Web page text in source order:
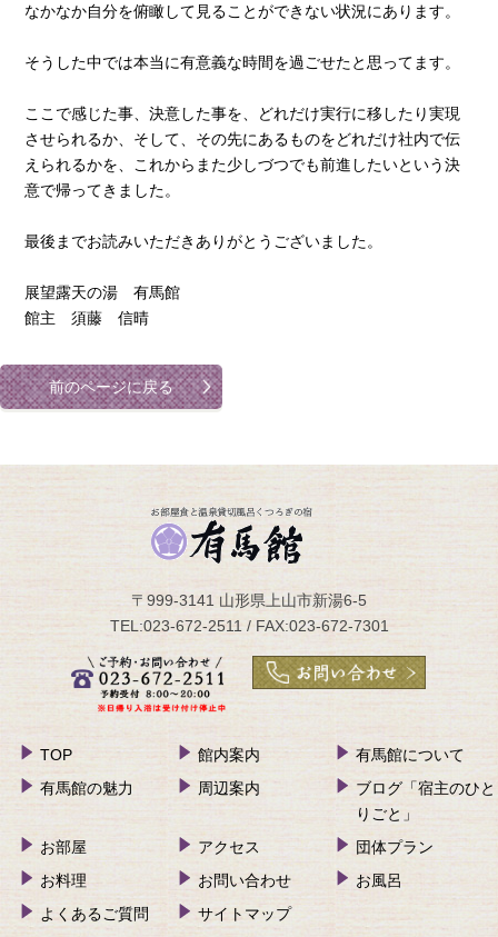
なかなか自分を俯瞰して見ることができない状況にあります。
そうした中では本当に有意義な時間を過ごせたと思ってます。
ここで感じた事、決意した事を、どれだけ実行に移したり実現
させられるか、そして、その先にあるものをどれだけ社内で伝
えられるかを、これからまた少しづつでも前進したいという決
意で帰ってきました。
最後までお読みいただきありがとうございました。
展望露天の湯 有馬館
館主 須藤 信晴
前のページに戻る
〒999-3141 山形県上山市新湯6-5
TEL:023-672-2511 / FAX:023-672-7301
TOP 館内案内
有馬館について
有馬館の魅力
周辺案内
ブログ「宿主のひと
りごと」
お部屋
アクセス
団体プラン
お料理
お問い合わせ
お風呂
よくあるご質問
サイトマップ